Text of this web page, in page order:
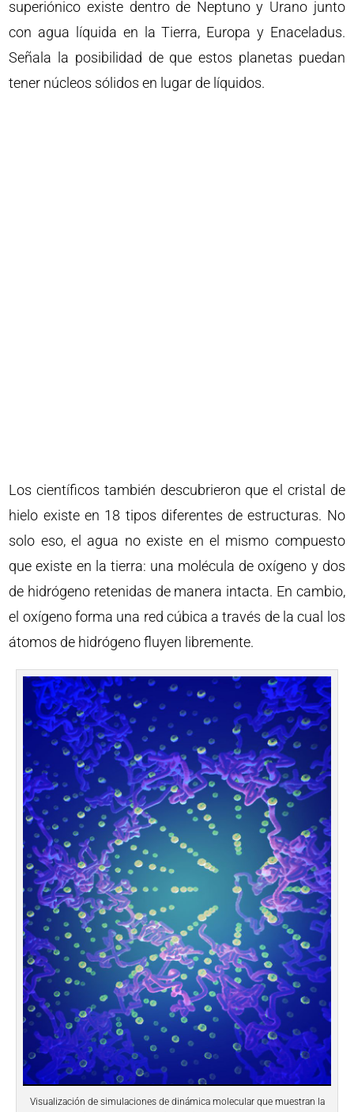
superiónico existe dentro de Neptuno y Urano junto
con agua líquida en la Tierra, Europa y Enaceladus.
Señala la posibilidad de que estos planetas puedan
tener núcleos sólidos en lugar de líquidos.
Los científicos también descubrieron que el cristal de
hielo existe en 18 tipos diferentes de estructuras. No
solo eso, el agua no existe en el mismo compuesto
que existe en la tierra: una molécula de oxígeno y dos
de hidrógeno retenidas de manera intacta. En cambio,
el oxígeno forma una red cúbica a través de la cual los
átomos de hidrógeno fluyen libremente.
Visualización de simulaciones de dinámica molecular que muestran la